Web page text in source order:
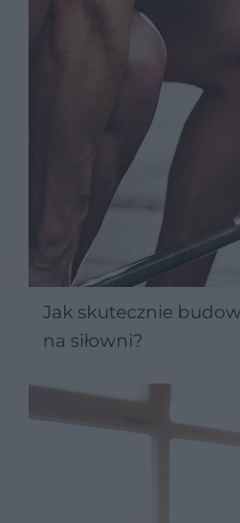
Jak skutecznie
na siłowni?